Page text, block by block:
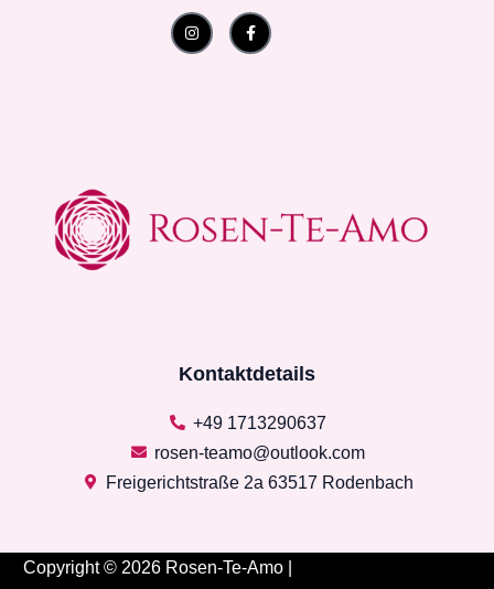
Kontaktdetails
+49 1713290637
rosen-teamo@outlook.com
Freigerichtstraße 2a 63517 Rodenbach
InstagramFacebook-
f
Copyright © 2026 Rosen-Te-Amo |